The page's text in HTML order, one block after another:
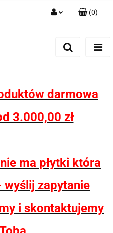
(0)
darmowa
3.000,00 zł
ma płytki która
wyślij zapytanie
i skontaktujemy